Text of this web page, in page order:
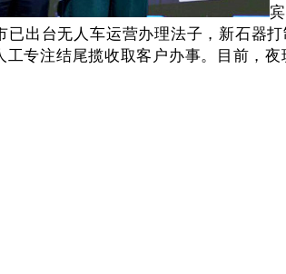
已出台无人车运营办理法子，新石器
专注结尾揽收取客户办事。目前，